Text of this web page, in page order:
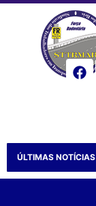
ÚLTIMAS NOTÍCIAS